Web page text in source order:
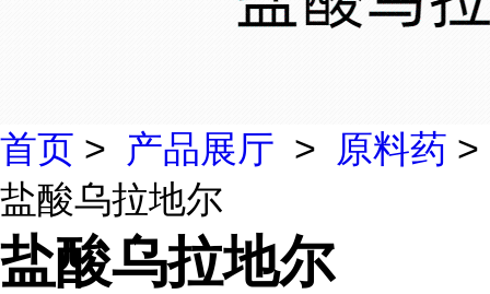
首页 > 产品展厅 > 原料药 >
盐酸乌拉地尔
盐酸乌拉地尔